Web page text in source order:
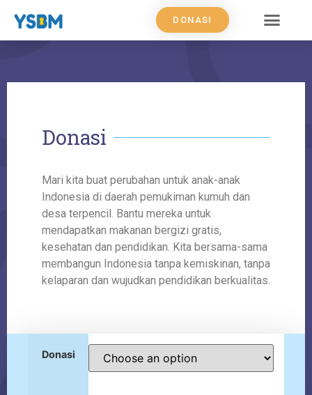
DONASI
Donasi
Mari kita buat perubahan untuk anak-anak
Indonesia di daerah pemukiman kumuh dan
desa terpencil. Bantu mereka untuk
mendapatkan makanan bergizi gratis,
kesehatan dan pendidikan. Kita bersama-sama
membangun Indonesia tanpa kemiskinan, tanpa
kelaparan dan wujudkan pendidikan berkualitas.
Donasi